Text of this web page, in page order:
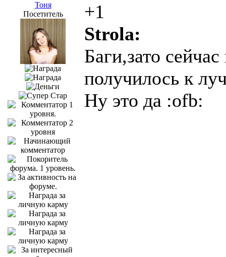
Тоня
Посетитель
+1
Strola:
Баги,зато
получилось к
Ну это да :ofb: